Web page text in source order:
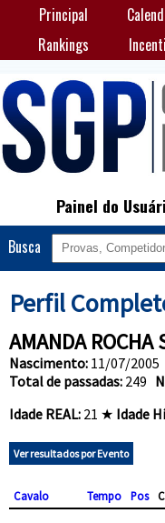
Principal
Rankings
Painel do
Busca
Perfil
AMANDA ROCHA
Nascimento: 11/07/2005
Total de passadas: 249
Idade REAL:21 ★ Idade
Ver resultados por Evento
Cavalo Tempo Pos